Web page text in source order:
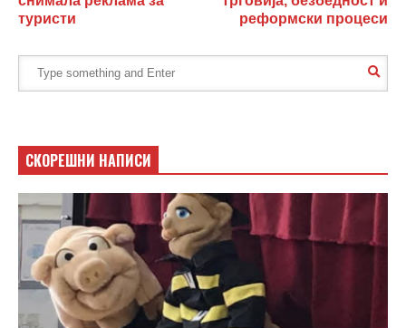
туристи
реформски процеси
СКОРЕШНИ НАПИСИ